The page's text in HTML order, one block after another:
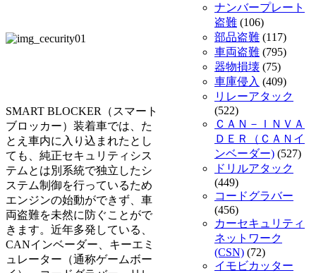
SMART BLOCKER（スマート
ブロッカー）装着車では、た
とえ車内に入り込まれたとし
ても、純正セキュリティシス
テムとは別系統で独立したシ
ステム制御を行っているため
エンジンの始動ができず、車
両盗難を未然に防ぐことがで
きます。近年多発している、
CANインベーダー、キーエミ
ュレーター（通称ゲームボー
ナンバープレート
盗難 (106)
部品盗難 (117)
車両盗難 (795)
器物損壊 (75)
車庫侵入 (409)
リレーアタック
(522)
ＣＡＮ－ＩＮＶＡ
ＤＥＲ（ＣＡＮイ
ンベーダー) (527)
ドリルアタック
(449)
コードグラバー
(456)
カーセキュリティ
ネットワーク
(CSN) (72)
イモビカッター